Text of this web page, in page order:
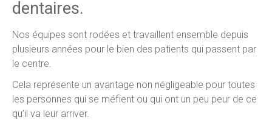
dentaires.
Nos équipes sont rodées et travaillent ensemble depuis
plusieurs années pour le bien des patients qui passent par
le centre.
Cela représente un avantage non négligeable pour toutes
les personnes qui se méfient ou qui ont un peu peur de ce
qu’il va leur arriver.